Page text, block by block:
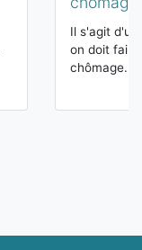
Il s'agit
on doit
chômage.